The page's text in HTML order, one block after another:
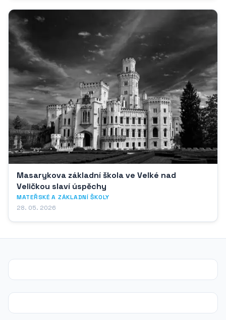
Masarykova základní škola ve Velké nad
Veličkou slaví úspěchy
MATEŘSKÉ A ZÁKLADNÍ ŠKOLY
28. 05. 2026